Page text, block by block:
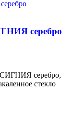
серебро
серебро,
стекло